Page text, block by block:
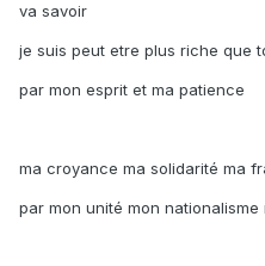
va savoir
je suis peut etre plus riche que
par mon esprit et ma patience
ma croyance ma solidarité ma
par mon unité mon nationalisme